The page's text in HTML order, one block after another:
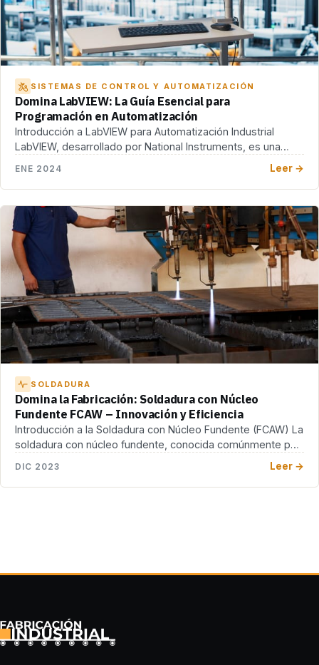
SISTEMAS DE CONTROL Y AUTOMATIZACIÓN
Domina LabVIEW: La Guía Esencial para
Programación en Automatización
Introducción a LabVIEW para Automatización Industrial
LabVIEW, desarrollado por National Instruments, es una
ENE 2024 Leer →
SOLDADURA
Domina la Fabricación: Soldadura con Núcleo
Fundente FCAW – Innovación y Eficiencia
Introducción a la Soldadura con Núcleo Fundente (FCAW) La
soldadura con núcleo fundente, conocida comúnmente por
DIC 2023 Leer →